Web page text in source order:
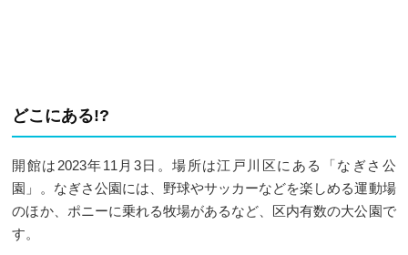
どこにある!?
開館は2023年11月3日。場所は江戸川区にある「なぎさ公
園」。なぎさ公園には、野球やサッカーなどを楽しめる運動場
のほか、ポニーに乗れる牧場があるなど、区内有数の大公園で
す。